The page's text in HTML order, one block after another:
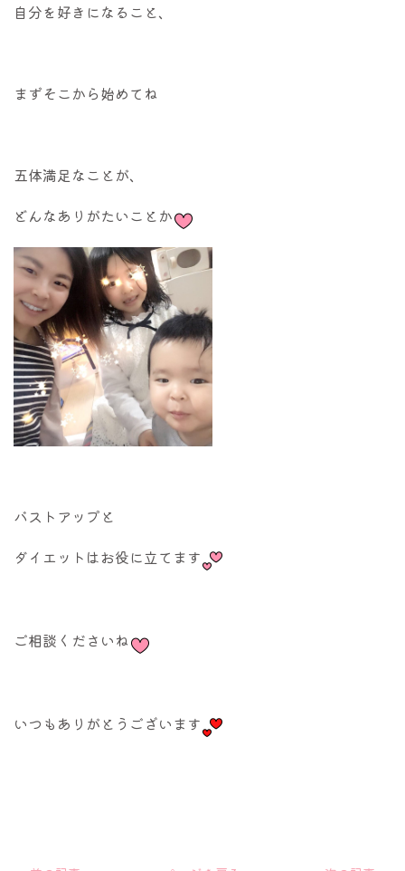
自分を好きになること、
まずそこから始めてね
五体満足なことが、
どんなありがたいことか
バストアップと
ダイエットはお役に立てます
ご相談くださいね
いつもありがとうございます